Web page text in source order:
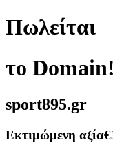
Πωλείται
το Domain!
sport895.gr
Εκτιμώμενη αξία